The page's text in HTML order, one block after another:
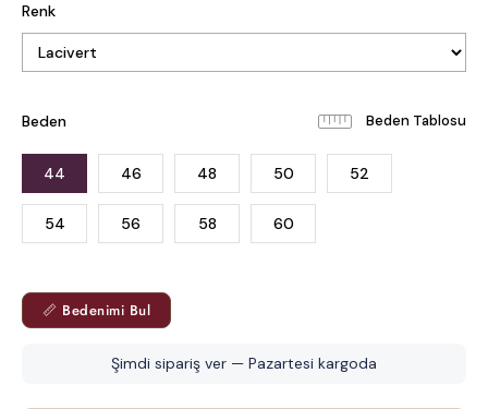
Renk
Beden Beden Tablosu
44 46 48 50 52
54 56 58 60
📏 Bedenimi Bul
Şimdi sipariş ver — Pazartesi kargoda